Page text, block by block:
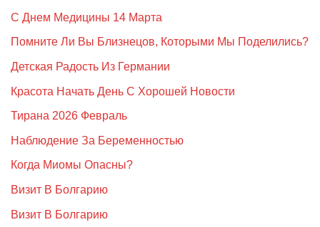
С Днем Медицины 14 Марта
Помните Ли Вы Близнецов, Которыми Мы Поделились?
Детская Радость Из Германии
Красота Начать День С Хорошей Новости
Тирана 2026 Февраль
Наблюдение За Беременностью
Когда Миомы Опасны?
Визит В Болгарию
Визит В Болгарию